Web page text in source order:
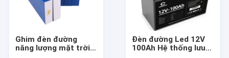
Ghim đèn đường
năng lượng mặt trời
Đèn đường Led 12V
100Ah Hệ thống lưu